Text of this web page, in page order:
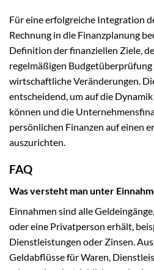
Für eine erfolgreiche Integration
Rechnung in die Finanzplanung
Definition der finanziellen Ziele,
regelmäßigen Budgetüberprüfung
wirtschaftliche Veränderungen.
entscheidend, um auf die
können und die
persönlichen Finanzen auf einen
auszurichten.
FAQ
Was versteht man unter
Einnahmen sind alle
oder eine Privatperson erhält,
Dienstleistungen oder Zinsen.
Geldabflüsse für Waren,